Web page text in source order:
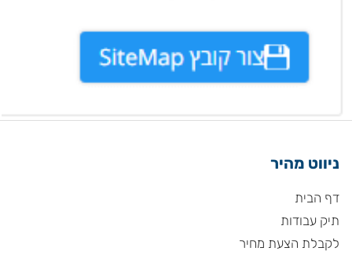
ניווט מהיר
דף הבית
תיק עבודות
לקבלת הצעת מחיר